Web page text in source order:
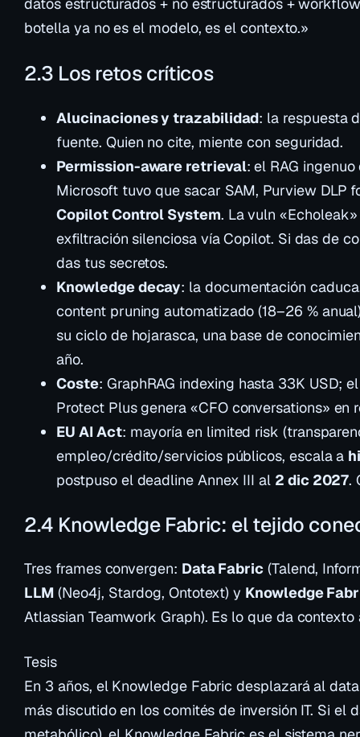
datos estructurados + no estructurados +
botella ya no es el modelo, es el contexto.»
2.3 Los retos críticos
Alucinaciones y trazabilidad: la respuesta
fuente. Quien no cite, miente con seguridad.
Permission-aware retrieval: el RAG
Microsoft tuvo que sacar SAM, Purview DLP
Copilot Control System. La vuln
exfiltración silenciosa vía Copilot. Si das de
das tus secretos.
Knowledge decay: la documentación
content pruning automatizado (18–26 %
su ciclo de hojarasca, una base de
año.
Coste: GraphRAG indexing hasta 33K USD;
Protect Plus genera «CFO conversations» en
EU AI Act: mayoría en limited risk
empleo/crédito/servicios públicos, escala a
postpuso el deadline Annex III al 2 dic 2027.
2.4 Knowledge Fabric: el tejido
Tres frames convergen: Data Fabric (Talend,
LLM (Neo4j, Stardog, Ontotext) y Knowledge
Atlassian Teamwork Graph). Es lo que da contexto
Tesis
En 3 años, el Knowledge Fabric desplazará al
más discutido en los comités de inversión IT. Si el